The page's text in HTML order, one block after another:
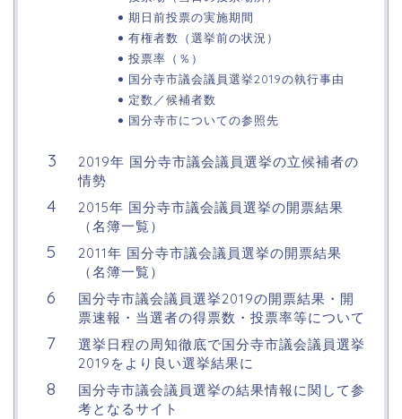
期日前投票の実施期間
有権者数（選挙前の状況）
投票率（％）
国分寺市議会議員選挙2019の執行事由
定数／候補者数
国分寺市についての参照先
2019年 国分寺市議会議員選挙の立候補者の
情勢
2015年 国分寺市議会議員選挙の開票結果
（名簿一覧）
2011年 国分寺市議会議員選挙の開票結果
（名簿一覧）
国分寺市議会議員選挙2019の開票結果・開
票速報・当選者の得票数・投票率等について
選挙日程の周知徹底で国分寺市議会議員選挙
2019をより良い選挙結果に
国分寺市議会議員選挙の結果情報に関して参
考となるサイト